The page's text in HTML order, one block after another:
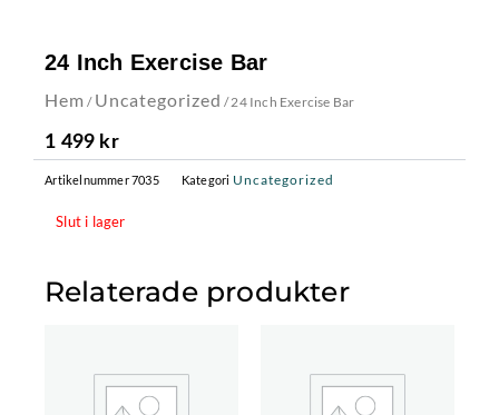
24 Inch Exercise Bar
Hem / Uncategorized / 24 Inch Exercise Bar
1 499 kr
Artikelnummer7035 Kategori Uncategorized
Slut i lager
Relaterade produkter